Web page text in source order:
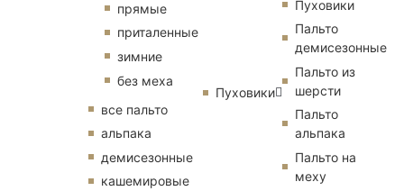
прямые
приталенные
зимние
без меха
все пальто
альпака
демисезонные
кашемировые
Пуховики
Пуховики
Пальто
демисезонные
Пальто из
шерсти
Пальто
альпака
Пальто на
меху